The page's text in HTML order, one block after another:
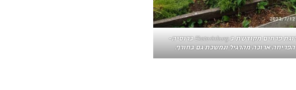
ערוגת פרחים מקודשת ב Ekaterinburg ברוסיה-
הפריחה ארוכה מהרגיל ונמשכת גם בחורף.